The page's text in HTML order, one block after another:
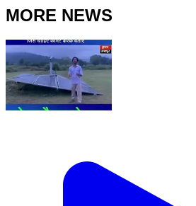
MORE NEWS